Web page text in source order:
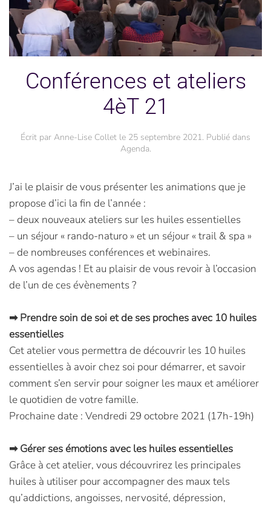
Conférences et ateliers
4èT 21
Écrit par Anne-Lise Collet le 25 septembre 2021. Publié dans
Agenda.
J’ai le plaisir de vous présenter les animations que je
propose d’ici la fin de l’année :
– deux nouveaux ateliers sur les huiles essentielles
– un séjour « rando-naturo » et un séjour « trail & spa »
– de nombreuses conférences et webinaires.
A vos agendas ! Et au plaisir de vous revoir à l’occasion
de l’un de ces évènements ?
➡ Prendre soin de soi et de ses proches avec 10 huiles
essentielles
Cet atelier vous permettra de découvrir les 10 huiles
essentielles à avoir chez soi pour démarrer, et savoir
comment s’en servir pour soigner les maux et améliorer
le quotidien de votre famille.
Prochaine date : Vendredi 29 octobre 2021 (17h-19h)
➡ Gérer ses émotions avec les huiles essentielles
Grâce à cet atelier, vous découvrirez les principales
huiles à utiliser pour accompagner des maux tels
qu’addictions, angoisses, nervosité, dépression,